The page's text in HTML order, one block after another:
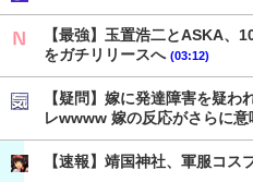
【最強】玉置浩二とASKA、
をガチリリースへ (03:12)
【疑問】嫁に発達障害を疑
レwwww 嫁の反応がさらに
【速報】靖国神社、軍服コス